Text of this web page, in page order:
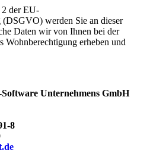
der EU-
werden Sie an dieser
Daten wir von Ihnen bei der
Wohnberechtigung erheben und
Unternehmens GmbH
8